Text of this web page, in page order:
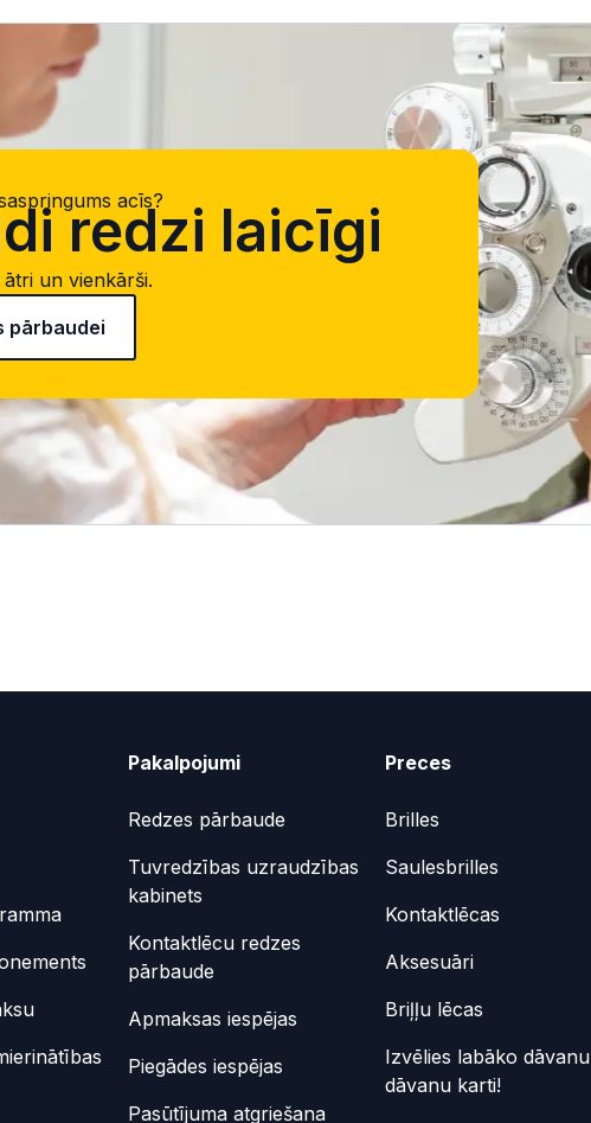
acīs?
redzi laicīgi
un vienkārši.
pārbaudei
Pakalpojumi
Redzes pārbaude
Tuvredzības uzraudzības
kabinets
Kontaktlēcu redzes
pārbaude
Apmaksas iespējas
Piegādes iespējas
Pasūtījuma atgriešana
Preces
Brilles
Saulesbrilles
Kontaktlēcas
Aksesuāri
Briļļu lēcas
Izvēlies labāko
dāvanu karti!